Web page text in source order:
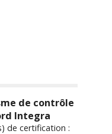
de contrôle
Integra
de certification :